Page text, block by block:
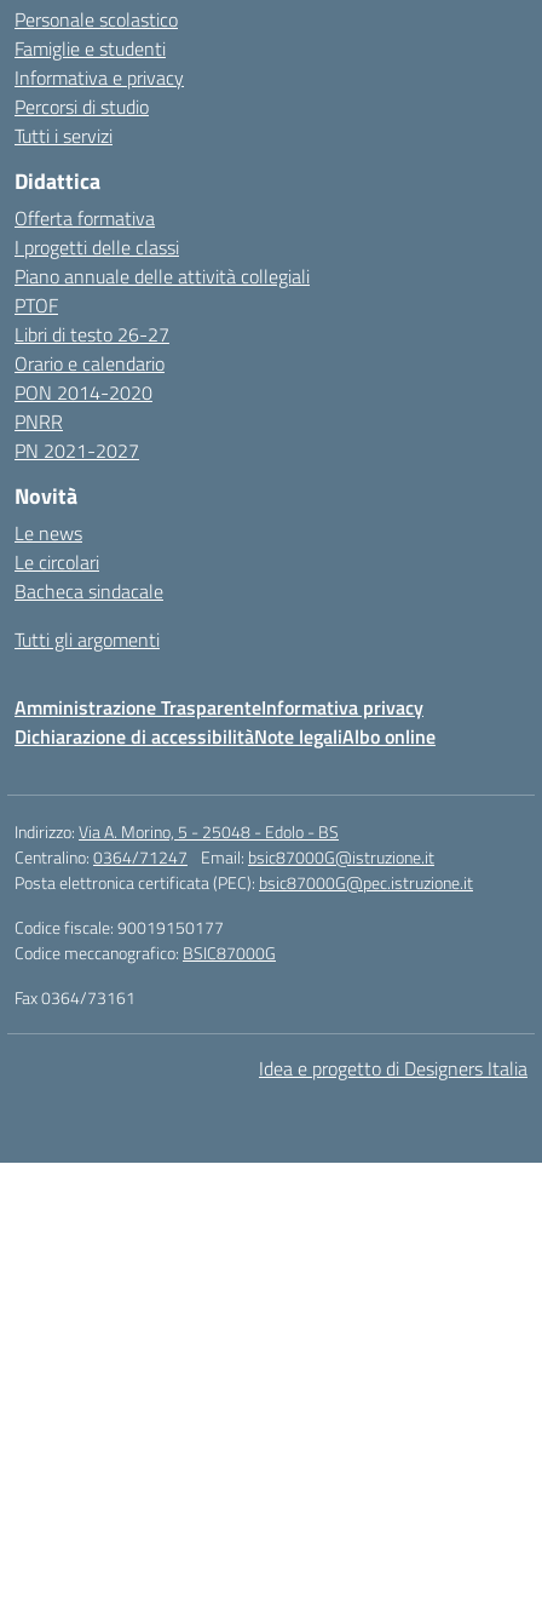
Personale scolastico
Famiglie e studenti
Informativa e privacy
Percorsi di studio
Tutti i servizi
Didattica
Offerta formativa
I progetti delle classi
Piano annuale delle attività collegiali
PTOF
Libri di testo 26-27
Orario e calendario
PON 2014-2020
PNRR
PN 2021-2027
Novità
Le news
Le circolari
Bacheca sindacale
Tutti gli argomenti
Amministrazione TrasparenteInformativa privacy
Dichiarazione di accessibilitàNote legaliAlbo online
Indirizzo:Via A. Morino, 5 - 25048 - Edolo - BS
Centralino:0364/71247 Email: bsic87000G@istruzione.it
Posta elettronica certificata (PEC): bsic87000G@pec.istruzione.it
Codice fiscale: 90019150177
Codice meccanografico: BSIC87000G
Fax 0364/73161
Idea e progetto di Designers Italia